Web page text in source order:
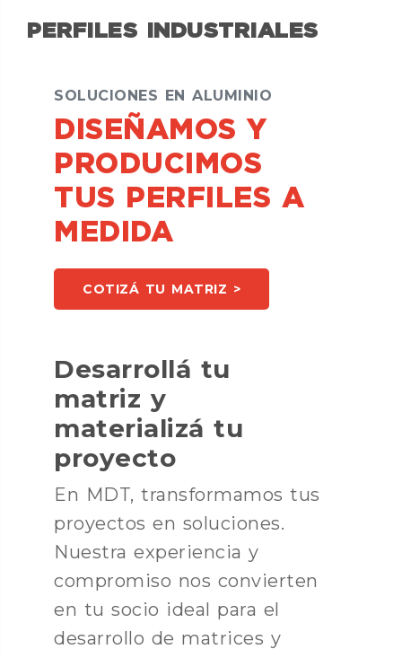
PERFILES INDUSTRIALES
SOLUCIONES EN ALUMINIO
DISEÑAMOS Y
PRODUCIMOS
TUS PERFILES A
MEDIDA
COTIZÁ TU MATRIZ >
Desarrollá tu
matriz y
materializá tu
proyecto
En MDT, transformamos tus
proyectos en soluciones.
Nuestra experiencia y
compromiso nos convierten
en tu socio ideal para el
desarrollo de matrices y